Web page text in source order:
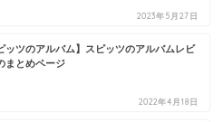
2023年5月27日
ッツのアルバム】スピッツのアルバムレビ
まとめページ
2022年4月18日